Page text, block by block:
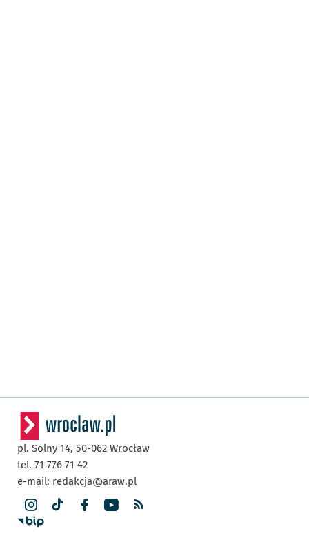
pl. Solny 14, 50-062 Wrocław
tel. 71 776 71 42
e-mail: redakcja@araw.pl